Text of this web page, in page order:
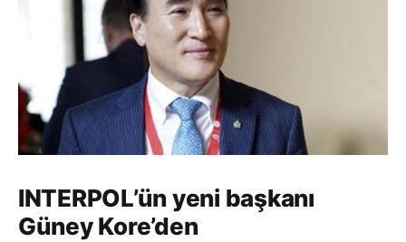
INTERPOL’ün yeni başkanı
Güney Kore’den